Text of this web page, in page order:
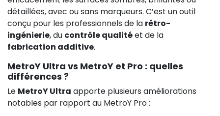
détaillées, avec ou sans marqueurs. C’est un outil
conçu pour les professionnels de la rétro-
ingénierie, du contrôle qualitéet de la
fabrication additive.
MetroY Ultra vs MetroY et Pro : quelles
différences ?
Le MetroY Ultra apporte plusieurs améliorations
notables par rapport au MetroY Pro :